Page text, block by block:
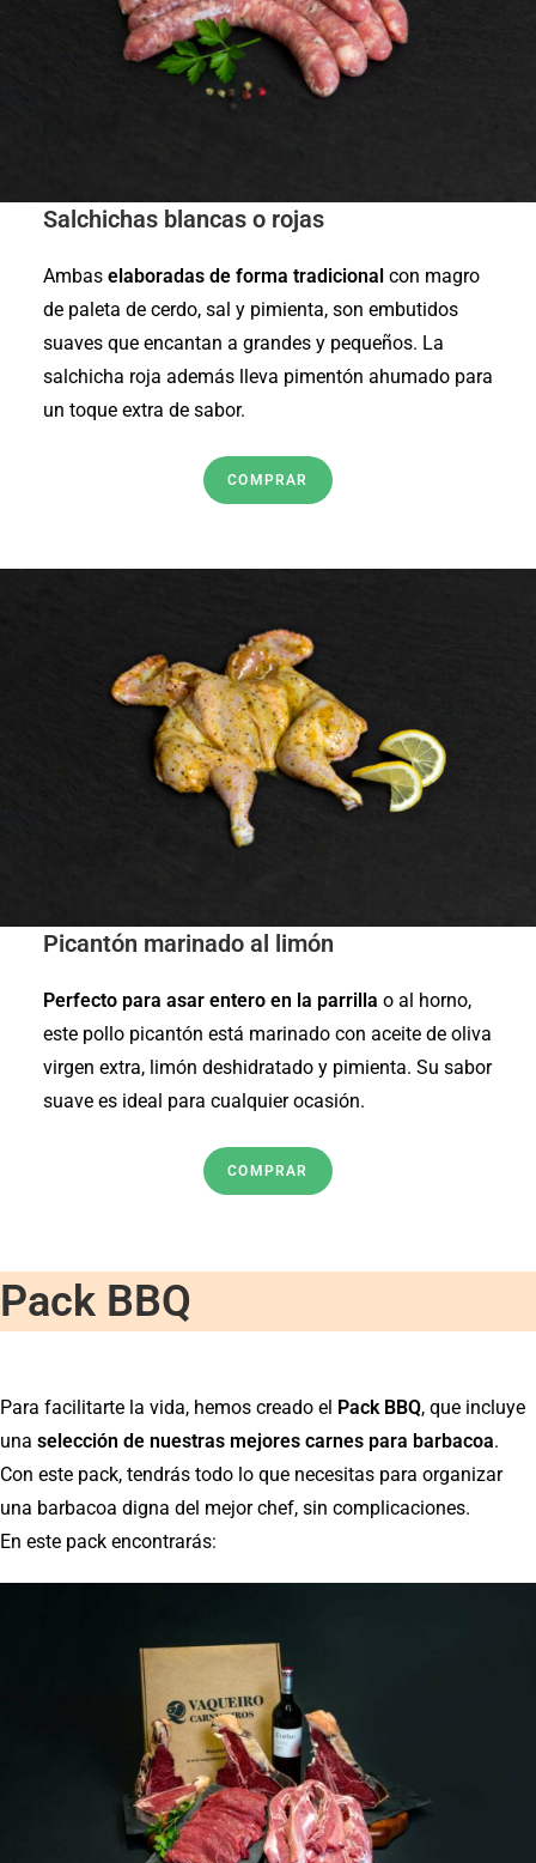
Salchichas blancas o rojas
Ambas elaboradas de forma tradicional con magro
de paleta de cerdo, sal y pimienta, son embutidos
suaves que encantan a grandes y pequeños. La
salchicha roja además lleva pimentón ahumado para
un toque extra de sabor.
COMPRAR
Picantón marinado al limón
Perfecto para asar entero en la parrilla o al horno,
este pollo picantón está marinado con aceite de oliva
virgen extra, limón deshidratado y pimienta. Su sabor
suave es ideal para cualquier ocasión.
COMPRAR
Pack BBQ
Para facilitarte la vida, hemos creado el Pack BBQ, que incluye
una selección de nuestras mejores carnes para barbacoa.
Con este pack, tendrás todo lo que necesitas para organizar
una barbacoa digna del mejor chef, sin complicaciones.
En este pack encontrarás: